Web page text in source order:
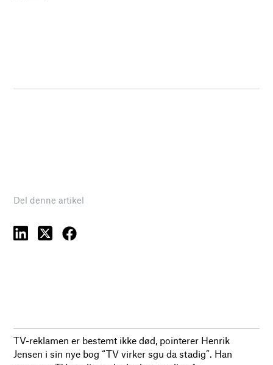
Del denne artikel
TV-reklamen er bestemt ikke død, pointerer Henrik
Jensen i sin nye bog “TV virker sgu da stadig”. Han